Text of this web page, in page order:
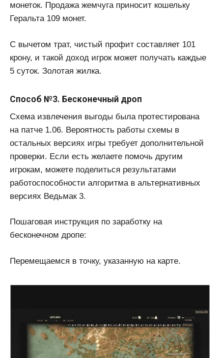
монеток. Продажа жемчуга приносит кошельку
Геральта 109 монет.
С вычетом трат, чистый профит составляет 101
крону, и такой доход игрок может получать каждые
5 суток. Золотая жилка.
Способ №3. Бесконечный дроп
Схема извлечения выгоды была протестирована
на патче 1.06. Вероятность работы схемы в
остальных версиях игры требует дополнительной
проверки. Если есть желаете помочь другим
игрокам, можете поделиться результатами
работоспособности алгоритма в альтернативных
версиях Ведьмак 3.
Пошаговая инструкция по заработку на
бесконечном дропе:
Перемещаемся в точку, указанную на карте.